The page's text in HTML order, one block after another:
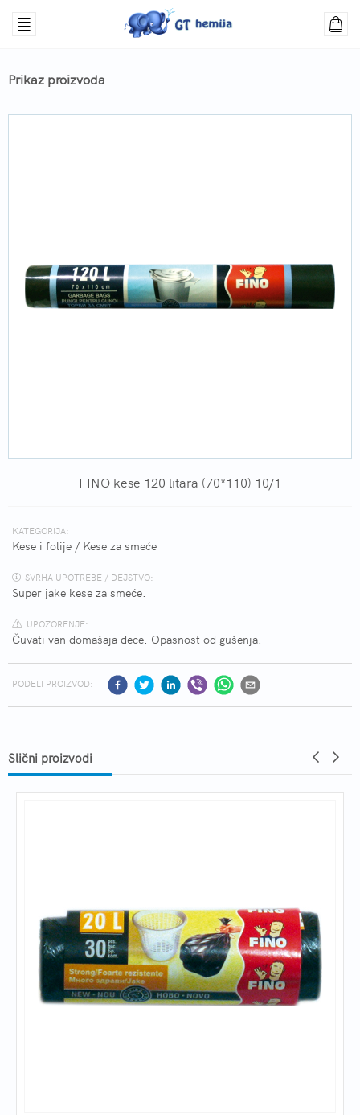
Prikaz proizvoda
FINO kese 120 litara (70*110) 10/1
KATEGORIJA:
Kese i folije / Kese za smeće
SVRHA UPOTREBE / DEJSTVO:
Super jake kese za smeće.
UPOZORENJE:
Čuvati van domašaja dece. Opasnost od gušenja.
PODELI PROIZVOD:
Slični proizvodi